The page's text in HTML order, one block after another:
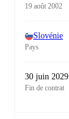
19 août 2002
Slovénie
Pays
30 juin 2029
Fin de contrat